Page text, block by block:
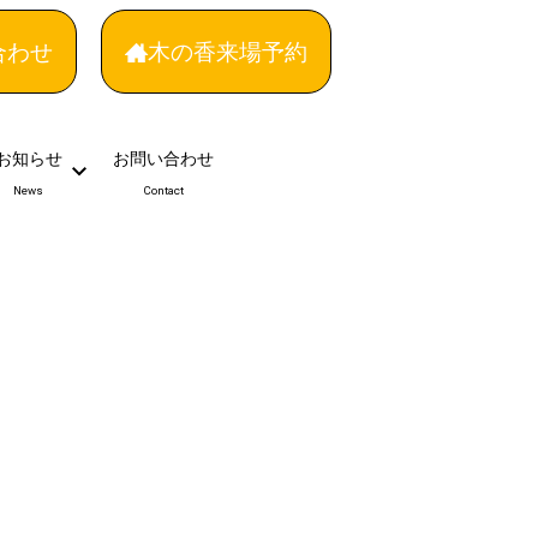
わせ 木の香来場予約
知らせ
News
お問い合わせ
Contact